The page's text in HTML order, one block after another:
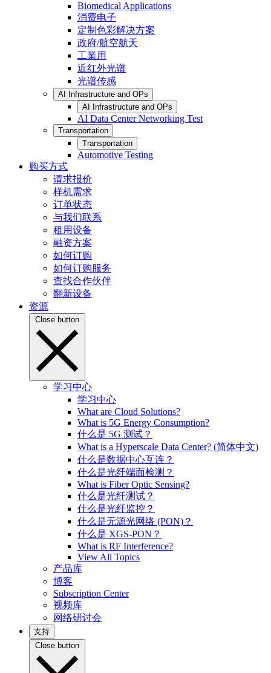
Biomedical Applications
消费电子
定制色彩解决方案
政府/航空航天
工業用
近红外光谱
光谱传感
AI Infrastructure and OPs
AI Infrastructure and OPs
AI Data Center Networking Test
Transportation
Transportation
Automotive Testing
购买方式
请求报价
样机需求
订单状态
与我们联系
租用设备
融资方案
如何订购
如何订购服务
查找合作伙伴
翻新设备
资源
Close button
学习中心
学习中心
What are Cloud Solutions?
What is 5G Energy Consumption?
什么是 5G 测试？
What is a Hyperscale Data Center? (简体中文)
什么是数据中心互连？
什么是光纤端面检测？
What is Fiber Optic Sensing?
什么是光纤测试？
什么是光纤监控？
什么是无源光网络 (PON)？
什么是 XGS-PON？
What is RF Interference?
View All Topics
产品库
博客
Subscription Center
视频库
网络研讨会
支持
Close button